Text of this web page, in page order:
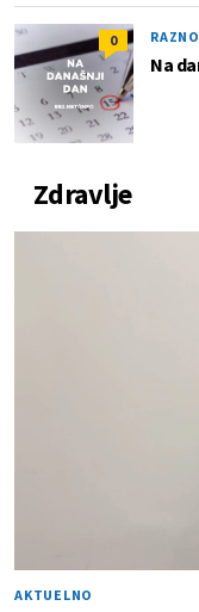
0 RAZNO
Na
Zdravlje
AKTUELNO